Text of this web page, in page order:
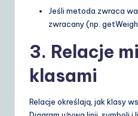
Jeśli metoda zwraca
zwracany (np.
3. Relacje
klasami
Relacje określają, jak klasy